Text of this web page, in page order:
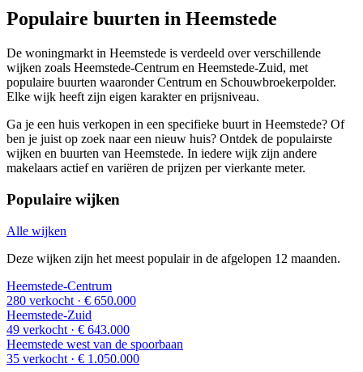
Populaire buurten in Heemstede
De woningmarkt in Heemstede is verdeeld over verschillende
wijken zoals Heemstede-Centrum en Heemstede-Zuid, met
populaire buurten waaronder Centrum en Schouwbroekerpolder.
Elke wijk heeft zijn eigen karakter en prijsniveau.
Ga je een huis verkopen in een specifieke buurt in Heemstede? Of
ben je juist op zoek naar een nieuw huis? Ontdek de populairste
wijken en buurten van Heemstede. In iedere wijk zijn andere
makelaars actief en variëren de prijzen per vierkante meter.
Populaire wijken
Alle wijken
Deze wijken zijn het meest populair in de afgelopen 12 maanden.
Heemstede-Centrum
280 verkocht · € 650.000
Heemstede-Zuid
49 verkocht · € 643.000
Heemstede west van de spoorbaan
35 verkocht · € 1.050.000